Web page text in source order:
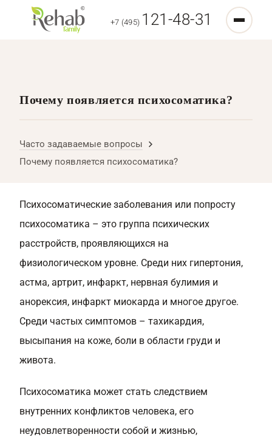
+7 (495) 121-48-31
Почему появляется психосоматика?
Часто задаваемые вопросы
Почему появляется психосоматика?
Психосоматические заболевания или попросту
психосоматика – это группа психических
расстройств, проявляющихся на
физиологическом уровне. Среди них гипертония,
астма, артрит, инфаркт, нервная булимия и
анорексия, инфаркт миокарда и многое другое.
Среди частых симптомов – тахикардия,
высыпания на коже, боли в области груди и
живота.
Психосоматика может стать следствием
внутренних конфликтов человека, его
неудовлетворенности собой и жизнью,